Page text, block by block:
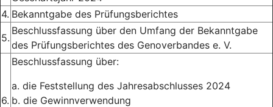
4. Bekanntgabe des Prüfungsberichtes
5.
Beschlussfassung über den Umfang der Bekanntgabe
des Prüfungsberichtes des Genoverbandes e. V.
6.
Beschlussfassung über:
a. die Feststellung des Jahresabschlusses 2024
b. die Gewinnverwendung